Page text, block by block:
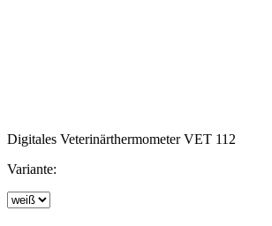
Digitales Veterinärthermometer VET 112
Variante: